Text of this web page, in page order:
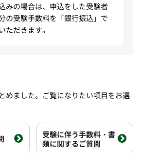
みの場合は、申込をした受験者
の受験手数料を「銀行振込」で
ただきます。
めました。ご覧になりたい項目をお選
受験に伴う手数料・書
類に関するご質問